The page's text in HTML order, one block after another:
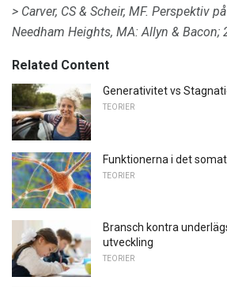
> Carver, CS & Scheir, MF. Perspektiv
Needham Heights, MA: Allyn & Bacon;
Related Content
Generativitet vs
TEORIER
Funktionerna i det
TEORIER
Bransch kontra
utveckling
TEORIER